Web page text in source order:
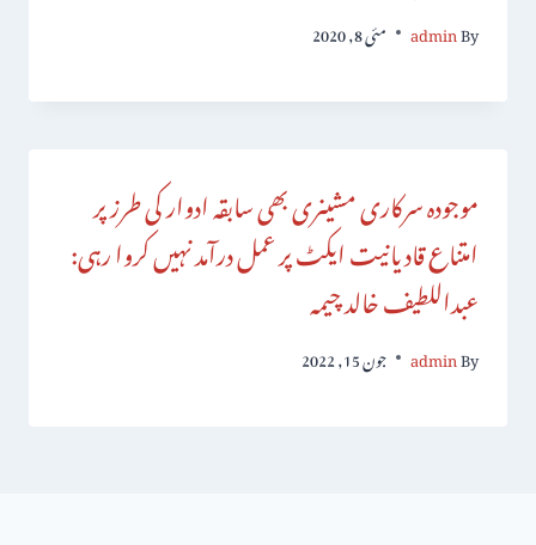
By
admin مئی 8, 2020
موجودہ سرکاری مشینری بھی سابقہ ادوار کی طرز پر
امتناع قادیانیت ایکٹ پر عمل درآمد نہیں کروا رہی:
عبداللطیف خالد چیمہ
By
admin جون 15, 2022